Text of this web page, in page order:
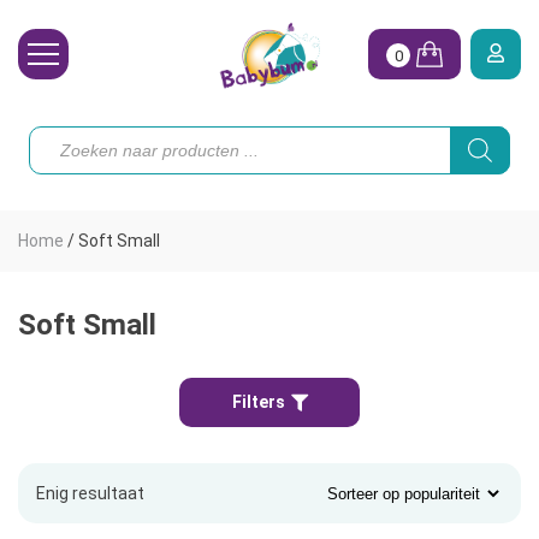
Toebehoren
Koopjes
0
Producten
zoeken
Home /Soft Small
Soft Small
Filters
Enig resultaat